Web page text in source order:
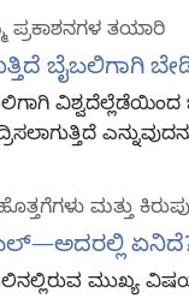
ಪ್ರಕಾಶನಗಳ ತಯಾರಿ
ಬೈಬಲಿಗಾಗಿ
ವಿಶ್ವದೆಲ್ಲೆಡೆಯಿಂದ
ಮತ್ತು
ಮುಖ್ಯ